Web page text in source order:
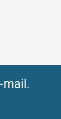
mail.